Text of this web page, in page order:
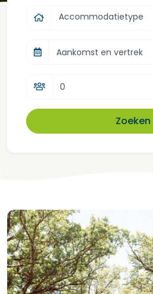
Accommodatietype
Aankomst en vertrek
Zoeken